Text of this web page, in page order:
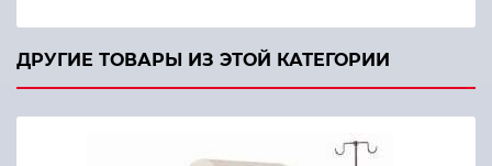
ДРУГИЕ ТОВАРЫ ИЗ ЭТОЙ КАТЕГОРИИ